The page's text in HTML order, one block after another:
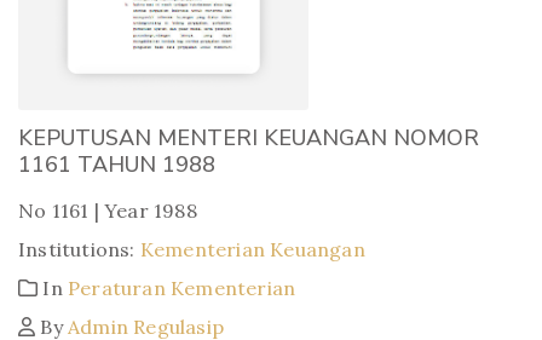
KEPUTUSAN MENTERI KEUANGAN NOMOR
1161 TAHUN 1988
No 1161 | Year 1988
Institutions: Kementerian Keuangan
In Peraturan Kementerian
ByAdmin Regulasip